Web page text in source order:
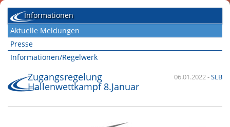
Informationen
Aktuelle Meldungen
Presse
Informationen/Regelwerk
06.01.2022-SLB
Zugangsregelung
Hallenwettkampf 8.Januar